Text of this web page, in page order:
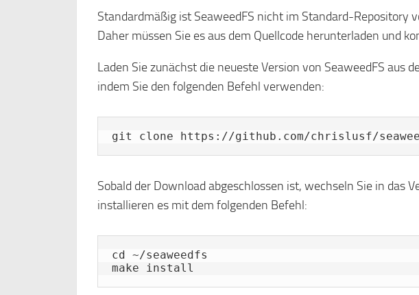
Standardmäßig ist SeaweedFS nicht im Standard-Repository
Daher müssen Sie es aus dem Quellcode herunterladen und
Laden Sie zunächst die neueste Version von SeaweedFS aus
indem Sie den folgenden Befehl verwenden:
git clone https://github.com/chrislusf/
Sobald der Download abgeschlossen ist, wechseln Sie in das
installieren es mit dem folgenden Befehl:
cd ~/seaweedfs
make install